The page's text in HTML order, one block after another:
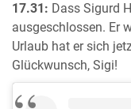
17.31: Dass Sigurd
ausgeschlossen. Er
Urlaub hat er sich
Glückwunsch, Sigi!